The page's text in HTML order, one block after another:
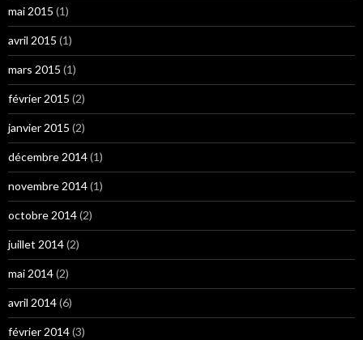
mai 2015 (1)
avril 2015 (1)
mars 2015 (1)
février 2015 (2)
janvier 2015 (2)
décembre 2014(1)
novembre 2014(1)
octobre 2014(2)
juillet 2014(2)
mai 2014(2)
avril 2014(6)
février 2014(3)